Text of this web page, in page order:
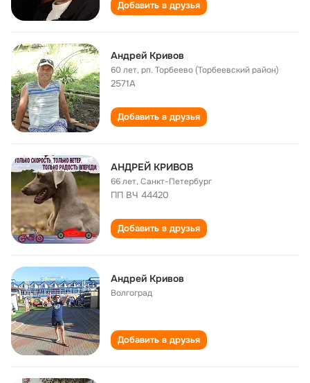
Добавить в друзья
Андрей Кривов
60 лет,рп. Торбеево (Торбеевский район)
2571А
Добавить в друзья
АНДРЕЙ КРИВОВ
66 лет,Санкт-Петербург
ПП ВЧ 44420
Добавить в друзья
Андрей Кривов
Волгоград
Добавить в друзья